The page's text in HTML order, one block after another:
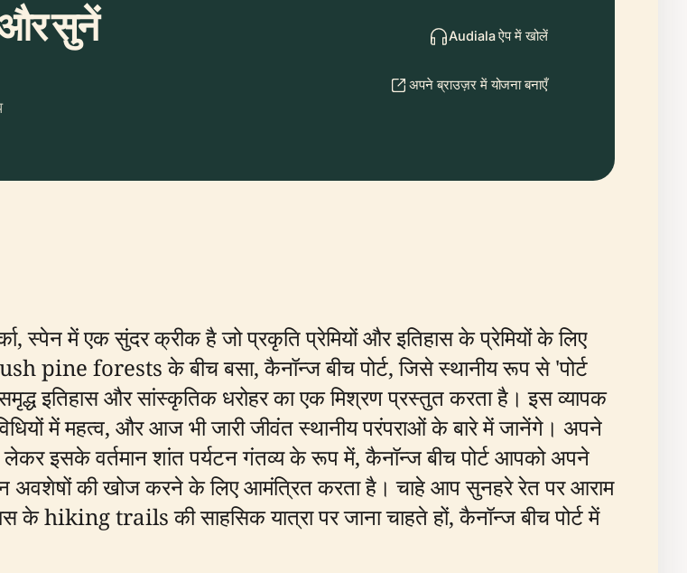
और सुनें Audiala ऐप में खोलें
अपने ब्राउज़र में योजना बनाएँ
स्पेन में एक सुंदर क्रीक है जो प्रकृति प्रेमियों और इतिहास के प्रेमियों के लिए
pine forests के बीच बसा, कैनॉन्ज बीच पोर्ट, जिसे स्थानीय रूप से 'पोर्ट
इतिहास और सांस्कृतिक धरोहर का एक मिश्रण प्रस्तुत करता है। इस व्यापक
में महत्व, और आज भी जारी जीवंत स्थानीय परंपराओं के बारे में जानेंगे। अपने
इसके वर्तमान शांत पर्यटन गंतव्य के रूप में, कैनॉन्ज बीच पोर्ट आपको अपने
अवशेषों की खोज करने के लिए आमंत्रित करता है। चाहे आप सुनहरे रेत पर आराम
के hiking trails की साहसिक यात्रा पर जाना चाहते हों, कैनॉन्ज बीच पोर्ट में